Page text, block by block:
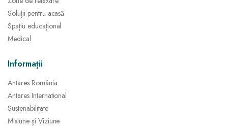
Soluții pentru acasă
Spațiu educațional
Medical
Informații
Antares România
Antares International
Sustenabilitate
Misiune și Viziune